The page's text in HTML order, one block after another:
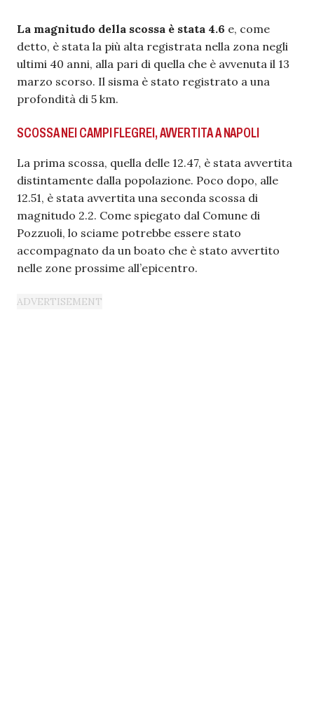
La magnitudo della scossa è stata 4.6 e, come
detto, è stata la più alta registrata nella zona negli
ultimi 40 anni, alla pari di quella che è avvenuta il 13
marzo scorso. Il sisma è stato registrato a una
profondità di 5 km.
SCOSSA NEI CAMPI FLEGREI, AVVERTITA A NAPOLI
La prima scossa, quella delle 12.47, è stata avvertita
distintamente dalla popolazione. Poco dopo, alle
12.51, è stata avvertita una seconda scossa di
magnitudo 2.2. Come spiegato dal Comune di
Pozzuoli, lo sciame potrebbe essere stato
accompagnato da un boato che è stato avvertito
nelle zone prossime all’epicentro.